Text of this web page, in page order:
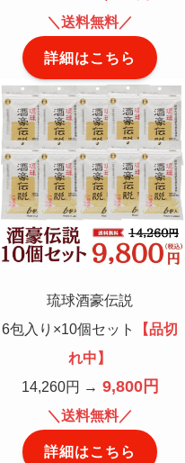
＼送料無料／
詳細はこちら
琉球酒豪伝説
6包入り×10個セット
【品切
れ中】
14,260円 → 9,800円
＼送料無料／
詳細はこちら